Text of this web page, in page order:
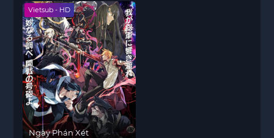
Vietsub - HD
Ngày Phán Xét